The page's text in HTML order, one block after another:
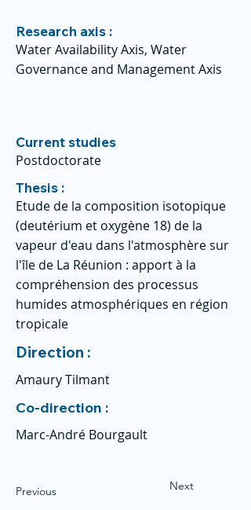
Research axis :
Water Availability Axis, Water
Governance and Management Axis
Current studies
Postdoctorate
Thesis :
Etude de la composition isotopique
(deutérium et oxygène 18) de la
vapeur d'eau dans l'atmosphère sur
l'île de La Réunion : apport à la
compréhension des processus
humides atmosphériques en région
tropicale
Direction :
Amaury Tilmant
Co-direction :
Marc-André Bourgault
Previous Next